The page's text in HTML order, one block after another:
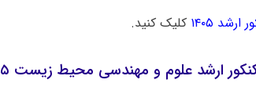
۱۴۰۵ کلیک کنید.
ارشد علوم و مهندسی محیط زیست ۱۴۰۵